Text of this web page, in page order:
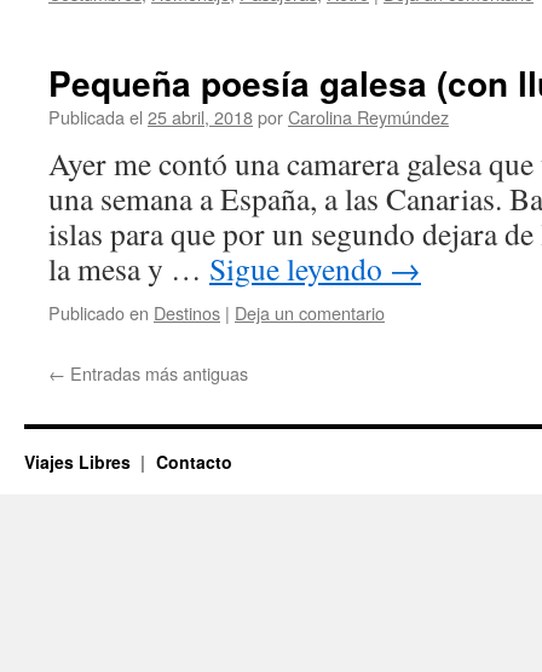
Pequeña poesía galesa (con
Publicada el 25 abril, 2018porCarolina Reymúndez
Ayer me contó una camarera galesa
una semana a España, a las Canarias.
islas para que por un segundo dejara
la mesa y … Sigue leyendo →
Publicado en Destinos | Deja un comentario
← Entradas más antiguas
Viajes Libres Contacto